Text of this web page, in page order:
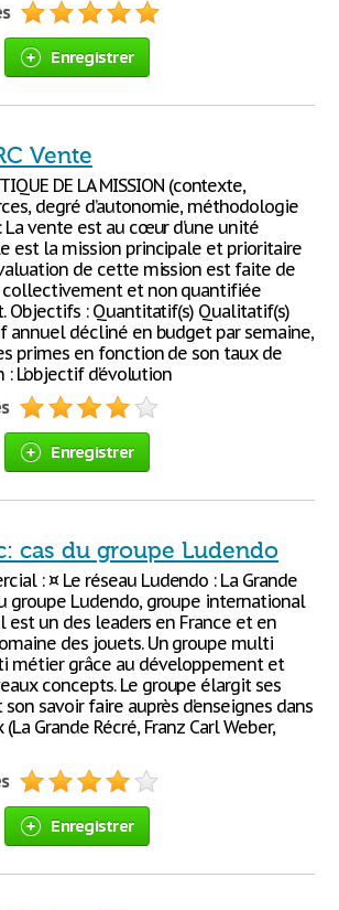
Enregistrer
Vente
DE LA MISSION (contexte,
degré d’autonomie, méthodologie
La vente est au cœur d’une unité
est la mission principale et prioritaire
de cette mission est faite de
et non quantifiée
Objectifs : Quantitatif(s) Qualitatif(s)
annuel décliné en budget par semaine,
primes en fonction de son taux de
L’objectif d’évolution
Enregistrer
cas du groupe Ludendo
: ¤ Le réseau Ludendo : La Grande
groupe Ludendo, groupe international
est un des leaders en France et en
des jouets. Un groupe multi
métier grâce au développement et
concepts. Le groupe élargit ses
savoir faire auprès d’enseignes dans
Grande Récré, Franz Carl Weber,
Enregistrer